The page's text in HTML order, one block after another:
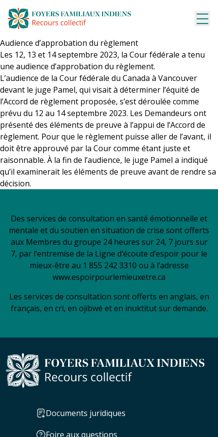
au
contenu
Audience d’approbation du règlement
Les 12, 13 et 14 septembre 2023, la Cour fédérale a tenu
une audience d’approbation du règlement.
L’audience de la Cour fédérale du Canada à Vancouver
devant le juge Pamel, qui visait à déterminer l’équité de
l’Accord de règlement proposée, s’est déroulée comme
prévu du 12 au 14 septembre 2023. Les Demandeurs ont
présenté des éléments de preuve à l’appui de l’Accord de
règlement. Pour que le règlement puisse aller de l’avant, il
doit être approuvé par la Cour comme étant juste et
raisonnable. À la fin de l’audience, le juge Pamel a indiqué
qu’il examinerait les éléments de preuve avant de rendre sa
décision.
Des services de consultation en santé émotionnelle et
mentale et du soutien en situation de crise sont offerts
aux Membres du groupe 24 heures sur 24, 7 jours sur
7, par l’entremise de la Ligne d’écoute d’espoir pour le
mieux-être au 1 855 242 3310 ou à l’adresse
www.espoirpourlemieuxetre.ca
Les services de consultation sont offerts en anglais, en
français, en cri, en ojibwé et en inuktitut sur demande.
Documents juridiques
Foire aux questions